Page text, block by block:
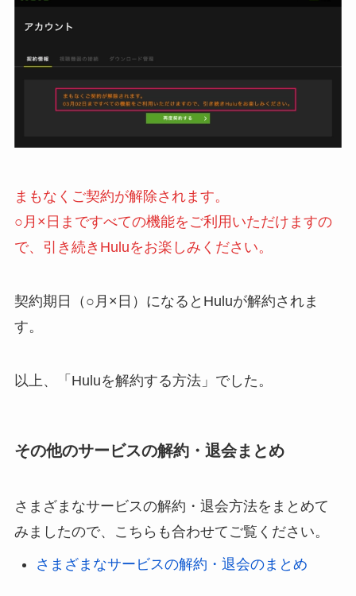
まもなくご契約が解除されます。
○月×日まですべての機能をご利用いただけますの
で、引き続きHuluをお楽しみください。
契約期日（○月×日）になるとHuluが解約されま
す。
以上、「Huluを解約する方法」でした。
その他のサービスの解約・退会まとめ
さまざまなサービスの解約・退会方法をまとめて
みましたので、こちらも合わせてご覧ください。
さまざまなサービスの解約・退会のまとめ